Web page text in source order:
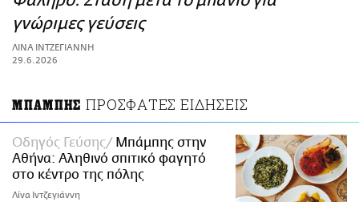
ΑΜΠΑ
PRINT
γνώριμες γεύσεις
ΛΙΝΑ ΙΝΤΖΕΓΙΑΝΝΗ
29.6.2026
ΜΠΑΜΠΗΣ ΠΡΟΣΦΑΤΕΣ ΕΙΔΗΣΕΙΣ
Οδηγός Γεύσης
Μπάμπης στην
Αθήνα: Αληθινό σπιτικό φαγητό
στο κέντρο της πόλης
Λίνα Ιντζεγιάννη